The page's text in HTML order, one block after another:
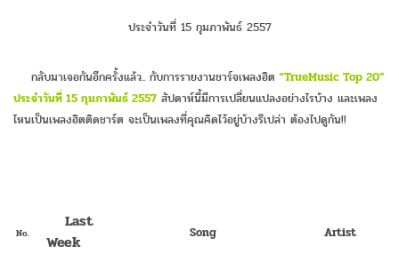
ประจำวันที่ 15 กุมภาพันธ์ 2557
กลับมาเจอกันอีกครั้งแล้ว.. กับการรายงานชาร์จเพลงฮิต “TrueMusic Top 20”
ประจำวันที่ 15 กุมภาพันธ์ 2557 สัปดาห์นี้มีการเปลี่ยนแปลงอย่างไรบ้าง และเพลง
ไหนเป็นเพลงฮิตติดชาร์ต จะเป็นเพลงที่คุณคิดไว้อยู่บ้างรึเปล่า ต้องไปดูกัน!!
No.
Last
Week
Song
Artist